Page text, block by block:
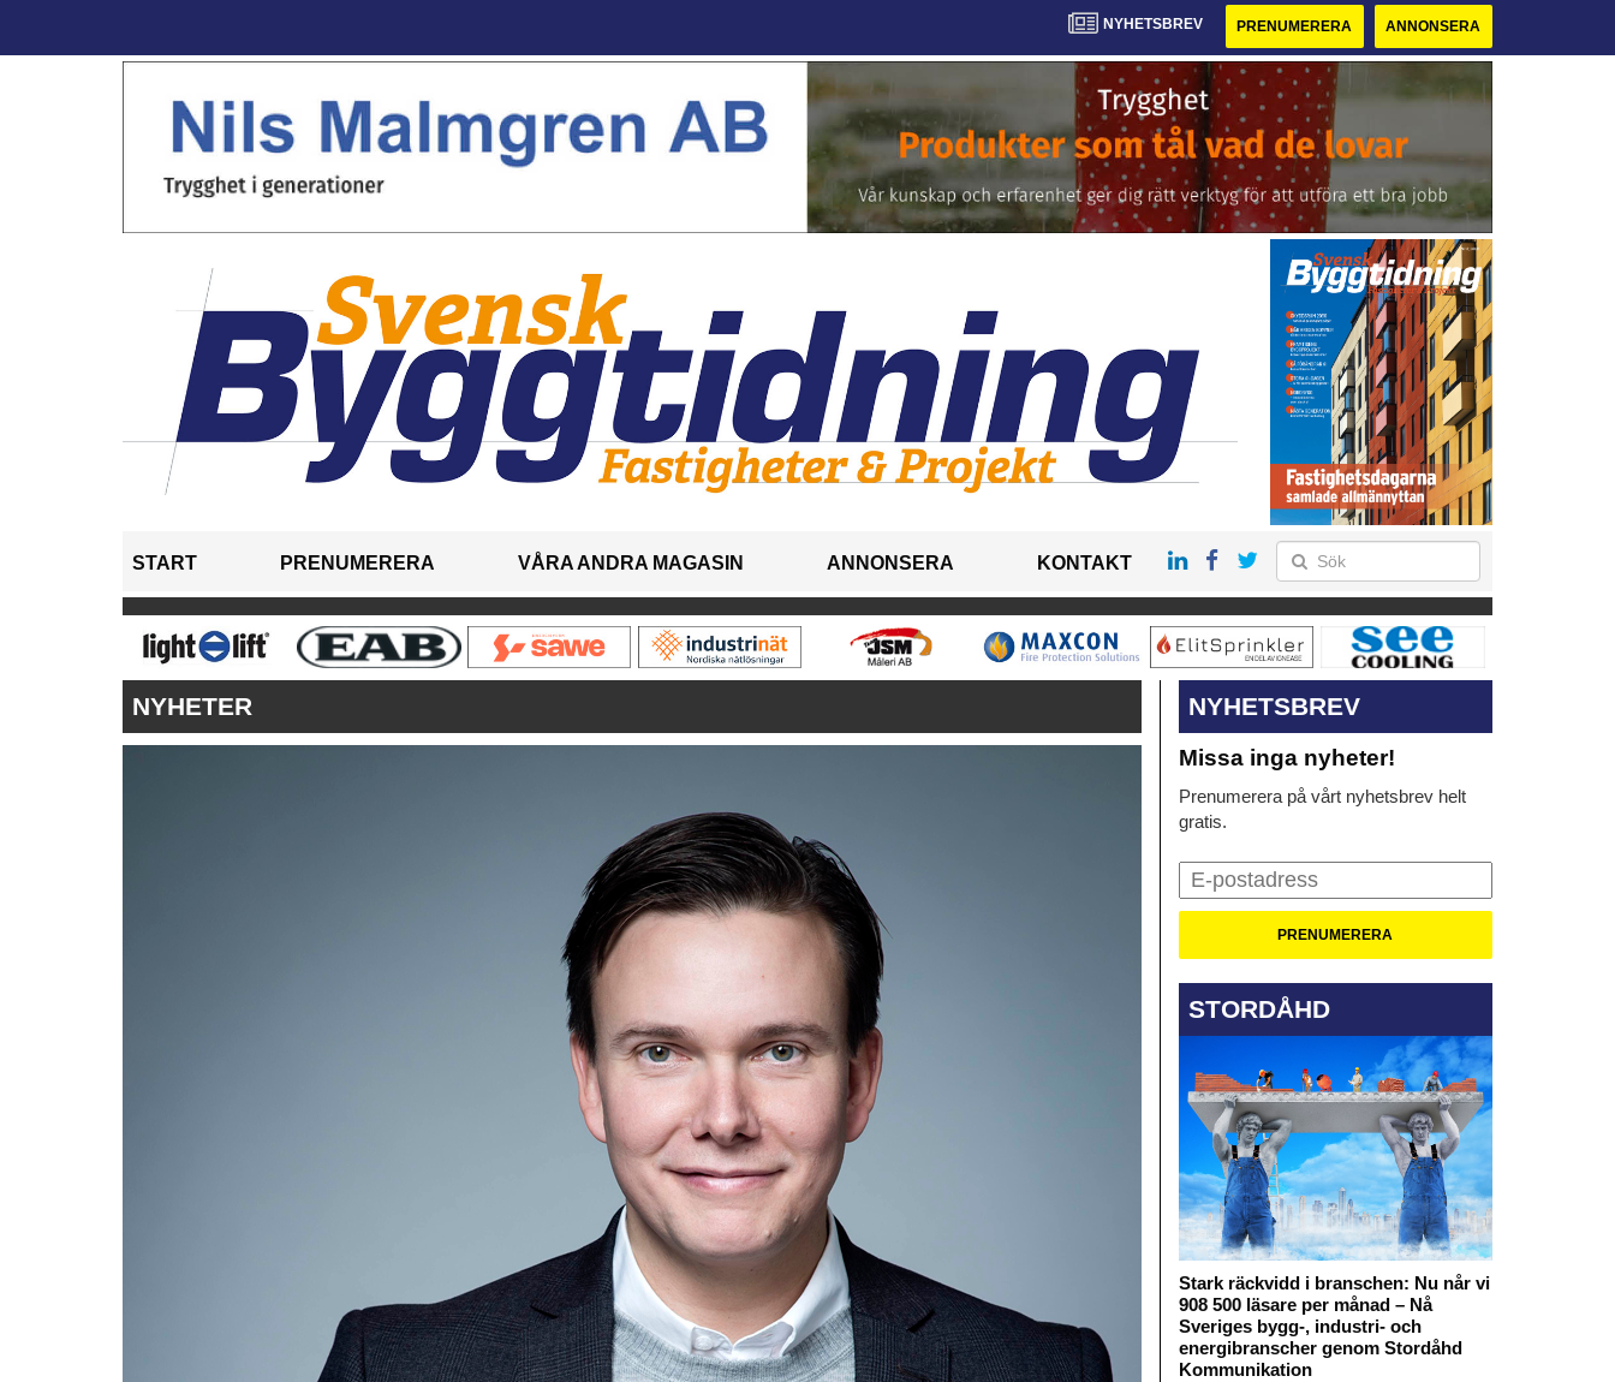
NYHETSBREV PRENUMERERA ANNONSERA
START PRENUMERERA VÅRA ANDRA MAGASIN ANNONSERA KONTAKT
NYHETER NYHETSBREV
Missa inga nyheter!
Prenumerera på vårt nyhetsbrev helt
gratis.
STORDÅHD
Stark räckvidd i branschen: Nu når vi
908 500 läsare per månad – Nå
Sveriges bygg-, industri- och
energibranscher genom Stordåhd
Kommunikation